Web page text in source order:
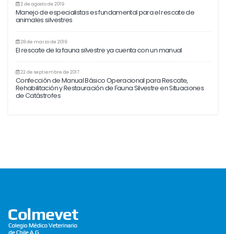
2 de agosto de 2019
Manejo de especialistas es fundamental para el rescate de
animales silvestres
28 de marzo de 2019
El rescate de la fauna silvestre ya cuenta con un manual
22 de septiembre de 2017
Confección de Manual Básico Operacional para Rescate,
Rehabilitación y Restauración de Fauna Silvestre en Situaciones
de Catástrofes